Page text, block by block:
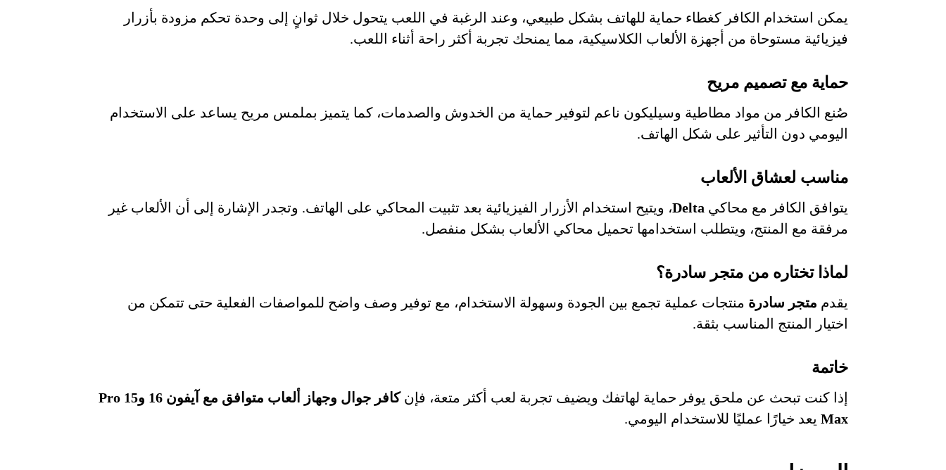
يمكن استخدام الكافر كغطاء حماية للهاتف بشكل طبيعي، وعند الرغبة في اللعب يتحول خلال ثوانٍ إلى وحدة تحكم مزودة بأزرار
فيزيائية مستوحاة من أجهزة الألعاب الكلاسيكية، مما يمنحك تجربة أكثر راحة أثناء اللعب.
حماية مع تصميم مريح
صُنع الكافر من مواد مطاطية وسيليكون ناعم لتوفير حماية من الخدوش والصدمات، كما يتميز بملمس مريح يساعد على الاستخدام
اليومي دون التأثير على شكل الهاتف.
مناسب لعشاق الألعاب
يتوافق الكافر مع محاكي Delta، ويتيح استخدام الأزرار الفيزيائية بعد تثبيت المحاكي على الهاتف. وتجدر الإشارة إلى أن الألعاب غير
مرفقة مع المنتج، ويتطلب استخدامها تحميل محاكي الألعاب بشكل منفصل.
لماذا تختاره من متجر سادرة؟
يقدم متجر سادرة منتجات عملية تجمع بين الجودة وسهولة الاستخدام، مع توفير وصف واضح للمواصفات الفعلية حتى تتمكن من
اختيار المنتج المناسب بثقة.
خاتمة
إذا كنت تبحث عن ملحق يوفر حماية لهاتفك ويضيف تجربة لعب أكثر متعة، فإن
كافر جوال وجهاز ألعاب متوافق مع آيفون 16 و15 Pro
Max يعد خيارًا عمليًا للاستخدام اليومي.